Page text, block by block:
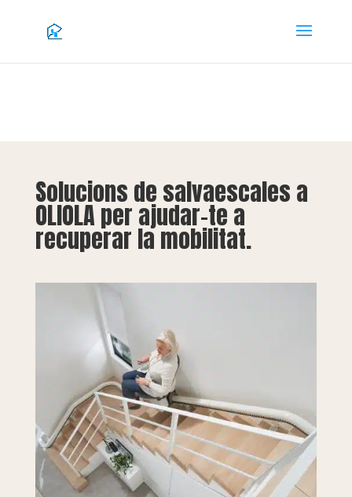
Solucions de salvaescales a
OLIOLA per ajudar-te a
recuperar la mobilitat.